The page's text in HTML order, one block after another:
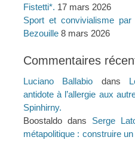
Fistetti*. 17 mars 2026
Sport et convivialisme par
Bezouille 8 mars 2026
Commentaires
Luciano Ballabio dans
antidote à l’allergie aux
Spinhirny.
Boostaldo dans Serge
métapolitique : construire